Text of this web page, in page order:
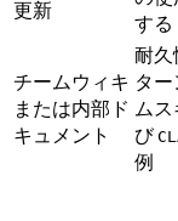
更新
する
チームウィキ
または内部ド
キュメント
耐久
タ
ムス
び
例